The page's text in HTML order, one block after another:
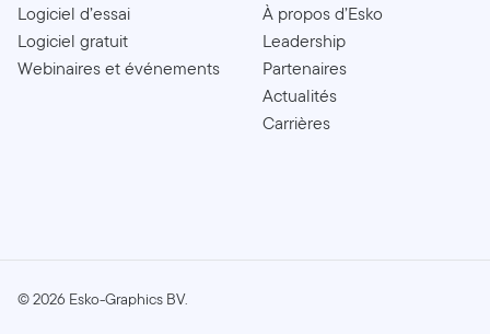
Logiciel d’essai
Logiciel gratuit
Webinaires et événements
À propos d’Esko
Leadership
Partenaires
Actualités
Carrières
©2026 Esko-Graphics BV.